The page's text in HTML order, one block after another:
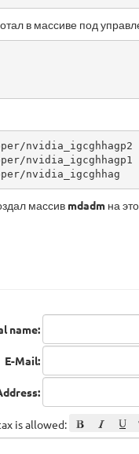
в массиве под
nvidia_igcghhagp2
nvidia_igcghhagp1
nvidia_igcghhag
массив mdadm на
name:
E-Mail:
is allowed: